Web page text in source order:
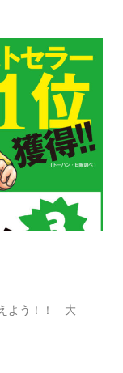
よう！！ 大